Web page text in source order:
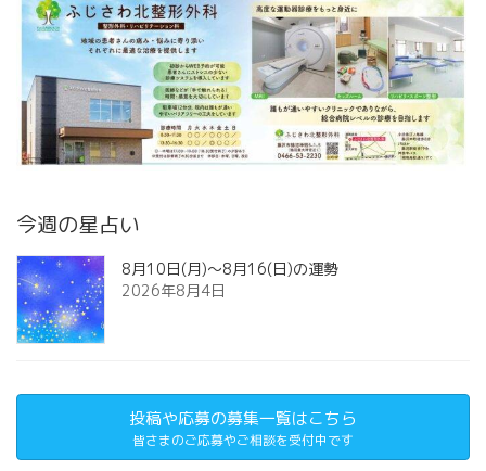
今週の星占い
8月10日(月)～8月16(日)の運勢
2026年8月4日
投稿や応募の募集一覧はこちら
皆さまのご応募やご相談を受付中です